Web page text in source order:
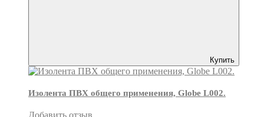
Купить
Изолента ПВХ общего применения, Globe L002.
Добавить отзыв